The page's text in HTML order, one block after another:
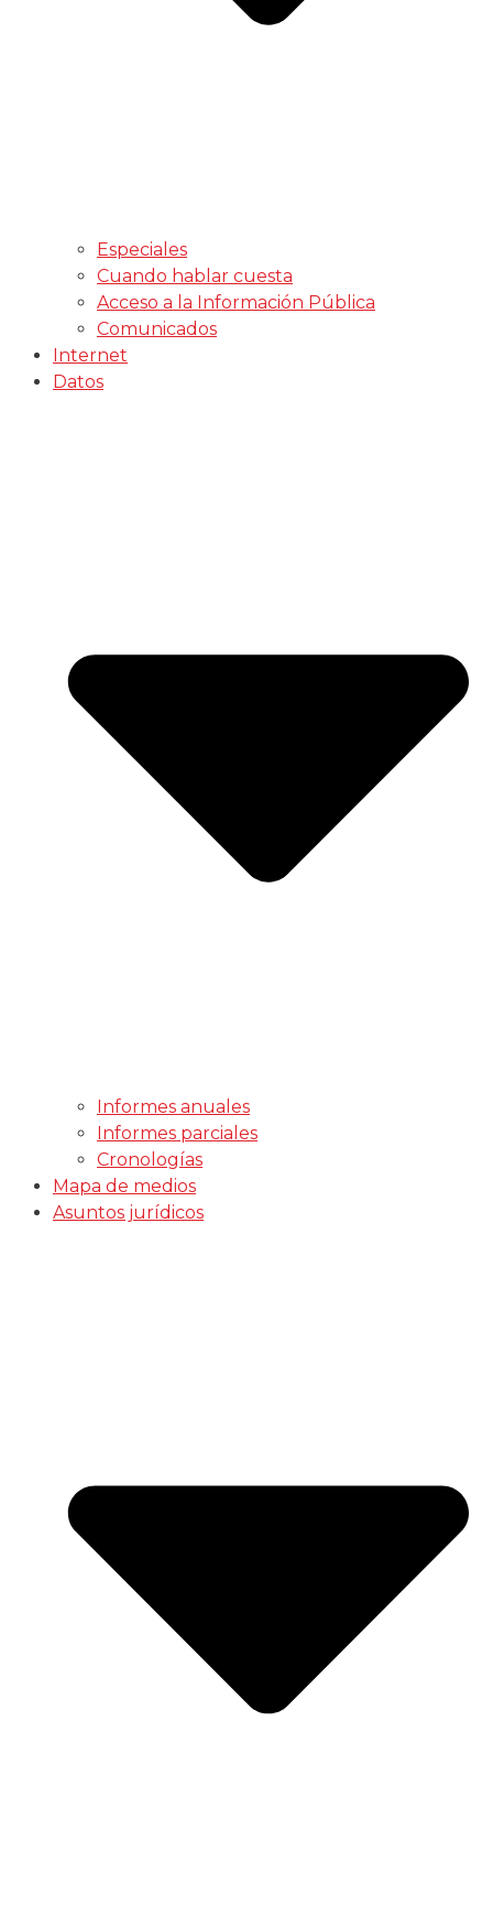
Especiales
Cuando hablar cuesta
Acceso a la Información Pública
Comunicados
Internet
Datos
Informes anuales
Informes parciales
Cronologías
Mapa de medios
Asuntos jurídicos